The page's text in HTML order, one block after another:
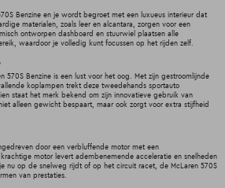
Benzine en je wordt begroet met een luxueus interieur dat
materialen, zoals leer en alcantara, zorgen voor een
ontworpen dashboard en stuurwiel plaatsen alle
waardoor je volledig kunt focussen op het rijden zelf.
570S Benzine is een lust voor het oog. Met zijn gestroomlijnde
koplampen trekt deze tweedehands sportauto
staat het merk bekend om zijn innovatieve gebruik van
alleen gewicht bespaart, maar ook zorgt voor extra stijfheid
door een verbluffende motor met een
motor levert adembenemende acceleratie en snelheden
nu op de snelweg rijdt of op het circuit racet, de McLaren 570S
van prestaties.